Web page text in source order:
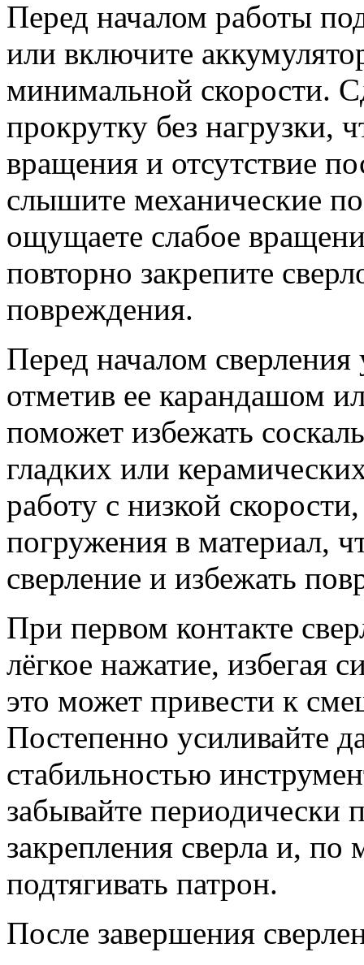
Перед началом работы
или включите
минимальной скорости.
прокрутку без нагрузки,
вращения и отсутствие
слышите механические
ощущаете слабое
повторно закрепите
повреждения.
Перед началом сверления
отметив ее карандашом
поможет избежать
гладких или
работу с низкой
погружения в материал,
сверление и избежать
При первом контакте
лёгкое нажатие, избегая
это может привести к
Постепенно усиливайте
стабильностью
забывайте периодически
закрепления сверла и,
подтягивать патрон.
После завершения